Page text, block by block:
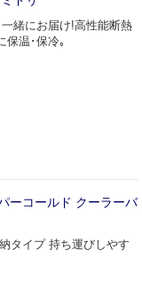
緒にお届け!高性能断熱
保温･保冷｡
ーコールド クーラーバ
タイプ 持ち運びしやす